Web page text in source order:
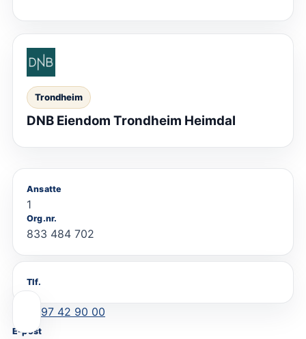
Trondheim
DNB Eiendom Trondheim Heimdal
Ansatte
1
Org.nr.
833 484 702
Tlf.
97 42 90 00
E-post